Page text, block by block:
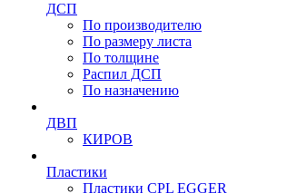
ДСП
По производителю
По размеру листа
По толщине
Распил ДСП
По назначению
ДВП
КИРОВ
Пластики
Пластики CPL EGGER